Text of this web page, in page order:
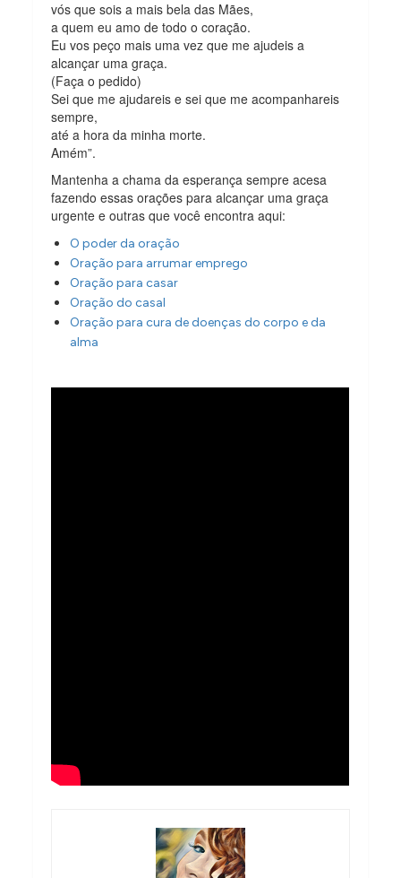
vós que sois a mais bela das Mães,
a quem eu amo de todo o coração.
Eu vos peço mais uma vez que me ajudeis a
alcançar uma graça.
(Faça o pedido)
Sei que me ajudareis e sei que me acompanhareis
sempre,
até a hora da minha morte.
Amém”.
Mantenha a chama da esperança sempre acesa
fazendo essas orações para alcançar uma graça
urgente e outras que você encontra aqui:
O poder da oração
Oração para arrumar emprego
Oração para casar
Oração do casal
Oração para cura de doenças do corpo e da
alma